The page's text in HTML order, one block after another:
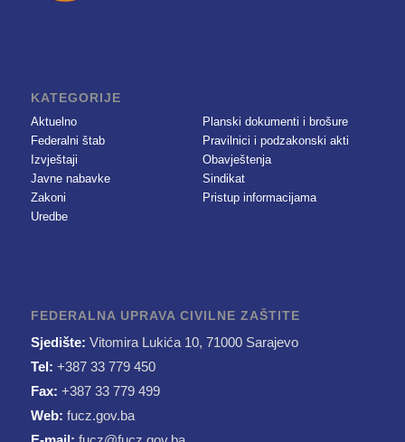
KATEGORIJE
Aktuelno
Federalni štab
Izvještaji
Javne nabavke
Zakoni
Uredbe
Planski dokumenti i brošure
Pravilnici i podzakonski akti
Obavještenja
Sindikat
Pristup informacijama
FEDERALNA UPRAVA CIVILNE ZAŠTITE
Sjedište: Vitomira Lukića 10, 71000 Sarajevo
Tel: +387 33 779 450
Fax: +387 33 779 499
Web: fucz.gov.ba